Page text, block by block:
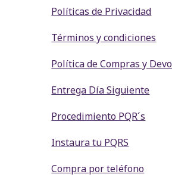
Políticas de Privacidad
Términos y condiciones
Política de Compras y
Entrega Día Siguiente
Procedimiento PQR´s
Instaura tu PQRS
Compra por teléfono